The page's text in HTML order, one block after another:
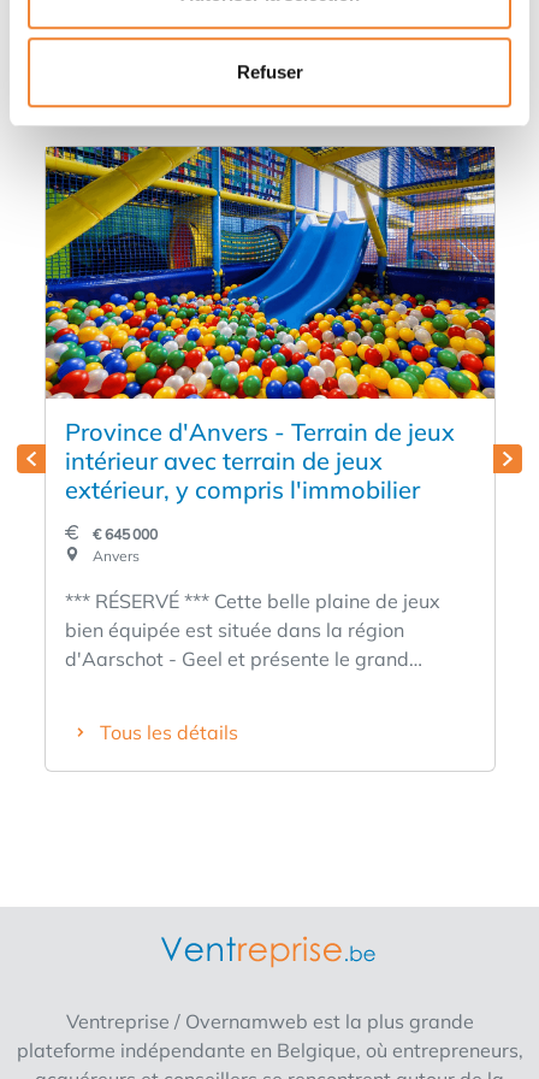
Refuser
Autres annonces qui pourraient vous
Province d'Anvers - Terrain de jeux
intérieur avec terrain de jeux
extérieur, y compris l'immobilier
€ 645 000
Anvers
*** RÉSERVÉ *** Cette belle plaine de jeux
bien équipée est située dans la région
d'Aarschot - Geel et présente le grand
temps, ils peuvent jouer dehors avec les
nombreux jouets. Par temps de pluie, ils
assises à l'extérieur. Idéal pour de
nombreuses fêtes d'enfants ! L'équipement
majeur n'est nécessaire au cours des
premières années. (Note : la photo ci-jointe ne
Tous les détails
Ventreprise / Overnamweb est la plus grande
plateforme indépendante en Belgique, où entrepreneurs,